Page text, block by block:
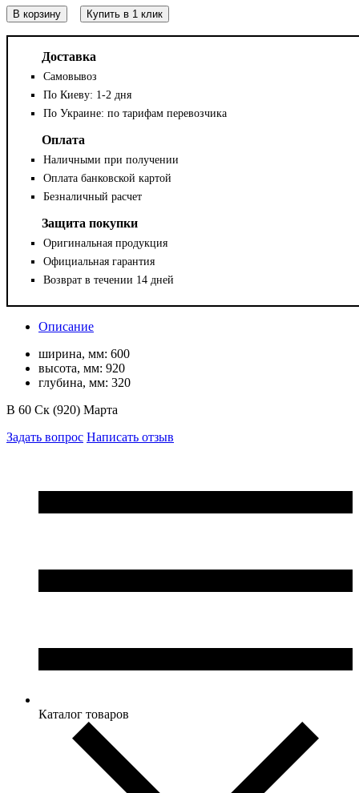
В корзину Купить в 1 клик
Доставка
Самовывоз
По Киеву: 1-2 дня
По Украине: по тарифам перевозчика
Оплата
Наличными при получении
Оплата банковской картой
Безналичный расчет
Защита покупки
Оригинальная продукция
Официальная гарантия
Возврат в течении 14 дней
Описание
ширина, мм: 600
высота, мм: 920
глубина, мм: 320
В 60 Ск (920) Марта
Задать вопрос Написать отзыв
Каталог товаров